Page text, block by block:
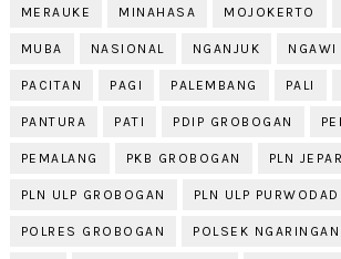
MERAUKE MINAHASA MOJOKERTO
MUBA NASIONAL NGANJUK NGAWI
PACITAN PAGI PALEMBANG PALI
PANTURA PATI PDIP GROBOGAN
PEMALANG PKB GROBOGAN PLN
PLN ULP GROBOGAN PLN ULP PURWODADI
POLRES GROBOGAN POLSEK NGARINGAN